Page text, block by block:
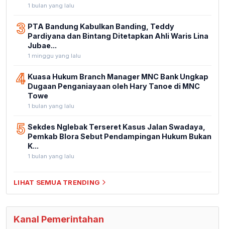
1 bulan yang lalu
3 PTA Bandung Kabulkan Banding, Teddy
Pardiyana dan Bintang Ditetapkan Ahli Waris Lina
Jubae...
1 minggu yang lalu
4 Kuasa Hukum Branch Manager MNC Bank Ungkap
Dugaan Penganiayaan oleh Hary Tanoe di MNC
Towe
1 bulan yang lalu
5 Sekdes Nglebak Terseret Kasus Jalan Swadaya,
Pemkab Blora Sebut Pendampingan Hukum Bukan
K...
1 bulan yang lalu
LIHAT SEMUA TRENDING
Kanal Pemerintahan